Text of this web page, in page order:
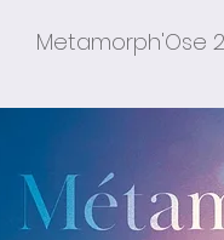
Metamorph'Ose